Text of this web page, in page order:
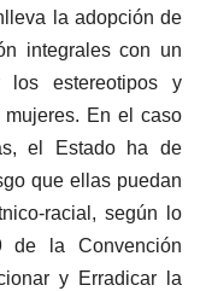
la adopción de
integrales con un
los estereotipos y
mujeres. En el caso
el Estado ha de
que ellas puedan
racial, según lo
la Convención
y Erradicar la